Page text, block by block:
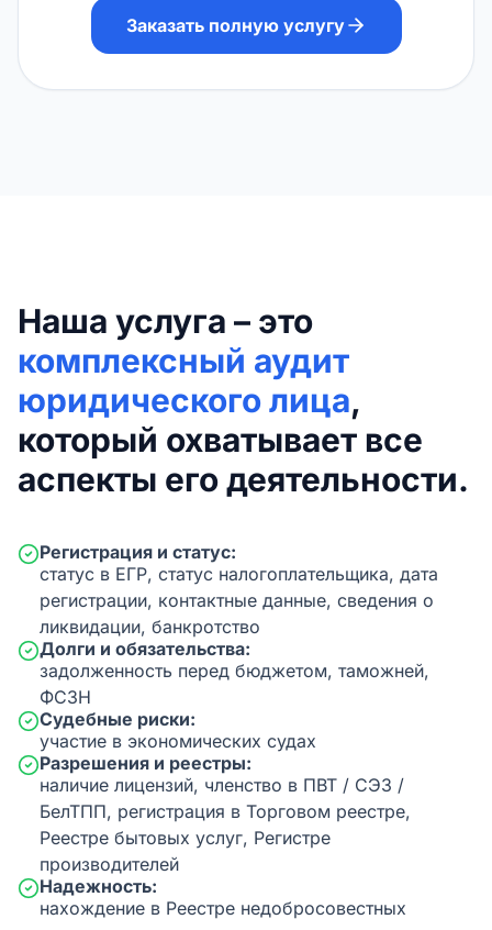
Заказать полную услугу
Наша услуга – это
комплексный аудит
юридического лица,
который охватывает все
аспекты его деятельности.
Регистрация и статус:
статус в ЕГР, статус налогоплательщика, дата
регистрации, контактные данные, сведения о
ликвидации, банкротство
Долги и обязательства:
задолженность перед бюджетом, таможней,
ФСЗН
Судебные риски:
участие в экономических судах
Разрешения и реестры:
наличие лицензий, членство в ПВТ / СЭЗ /
БелТПП, регистрация в Торговом реестре,
Реестре бытовых услуг, Регистре
производителей
Надежность:
нахождение в Реестре недобросовестных